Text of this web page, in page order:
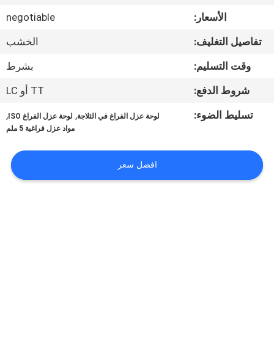
المعمل
مراقبة
الجودة
اتصل
أخبار
الأسعار:
negotiable
تفاصيل التغليف:
الخشب
وقت التسليم:
بشرط
شروط الدفع:
TT أو LC
تسليط الضوء:
لوحة عزل الفراغ في الثلاجة, لوحة عزل الفراغ ISO ,
مواد عزل فراغية 5 ملم
افضل سعر